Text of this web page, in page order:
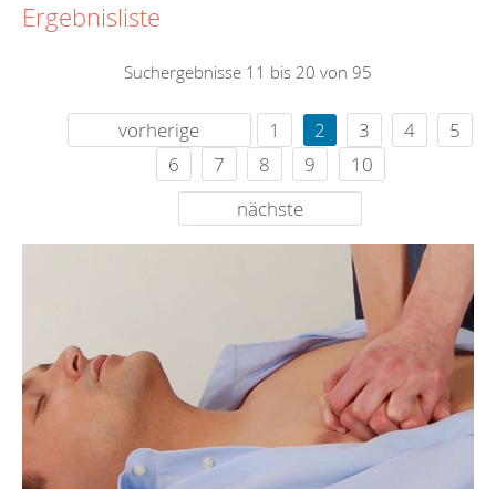
Ergebnisliste
Suchergebnisse 11 bis 20 von 95
vorherige 1 2 3 4
5
6
7 8 9
10
nächste